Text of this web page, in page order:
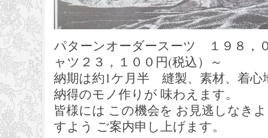
パターンオーダースーツ １９８，
ャツ２３，１００円(税込）～
納期は約1ケ月半 縫製、素材、着心
納得のモノ作りが 味わえます。
皆様には この機会を お見逃しなき
すよう ご案内申し上げます。